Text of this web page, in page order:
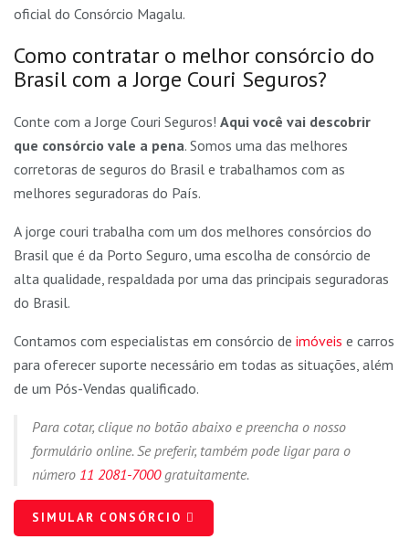
oficial do Consórcio Magalu.
Como contratar o melhor consórcio do
Brasil com a Jorge Couri Seguros?
Conte com a Jorge Couri Seguros! Aqui você vai descobrir
que consórcio vale a pena. Somos uma das melhores
corretoras de seguros do Brasil e trabalhamos com as
melhores seguradoras do País.
A jorge couri trabalha com um dos melhores consórcios do
Brasil que é da Porto Seguro, uma escolha de consórcio de
alta qualidade, respaldada por uma das principais seguradoras
do Brasil.
Contamos com especialistas em consórcio de imóveis e carros
para oferecer suporte necessário em todas as situações, além
de um Pós-Vendas qualificado.
Para cotar, clique no botão abaixo e preencha o nosso
formulário online. Se preferir, também pode ligar para o
número 11 2081-7000gratuitamente.
SIMULAR CONSÓRCIO